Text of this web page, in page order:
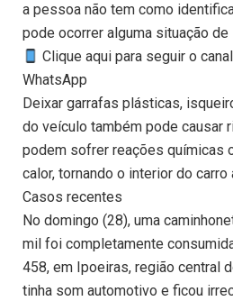
a pessoa não tem como
pode ocorrer alguma situação de
Clique aqui para seguir o
WhatsApp
Deixar garrafas plásticas,
do veículo também pode causar
podem sofrer reações químicas
calor, tornando o interior do
Casos recentes
No domingo (28), uma
mil foi completamente
458, em Ipoeiras, região central
tinha som automotivo e ficou